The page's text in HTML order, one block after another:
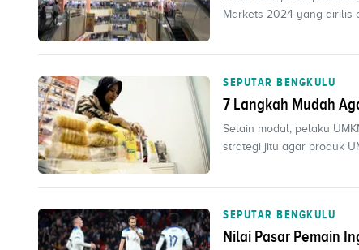
Markets 2024 yang dirilis
SEPUTAR BENGKULU
7 Langkah Mudah
Selain modal, pelaku
strategi jitu agar produk
SEPUTAR BENGKULU
Nilai Pasar Pemain